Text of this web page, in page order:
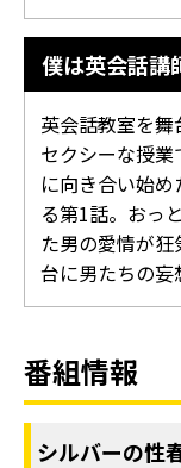
僕は英会話講
英会話教室を舞
セクシーな授
に向き合い始
る第1話。おっ
た男の愛情が
台に男たちの
番組情報
シルバーの性